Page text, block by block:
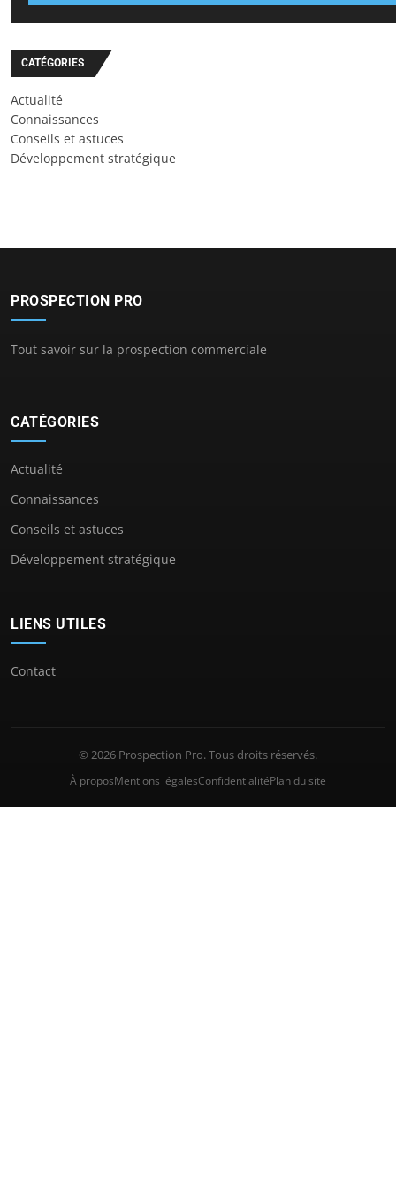
CATÉGORIES
Actualité
Connaissances
Conseils et astuces
Développement stratégique
PROSPECTION PRO
Tout savoir sur la prospection commerciale
CATÉGORIES
Actualité
Connaissances
Conseils et astuces
Développement stratégique
LIENS UTILES
Contact
© 2026 Prospection Pro. Tous droits réservés.
À proposMentions légalesConfidentialitéPlan du site